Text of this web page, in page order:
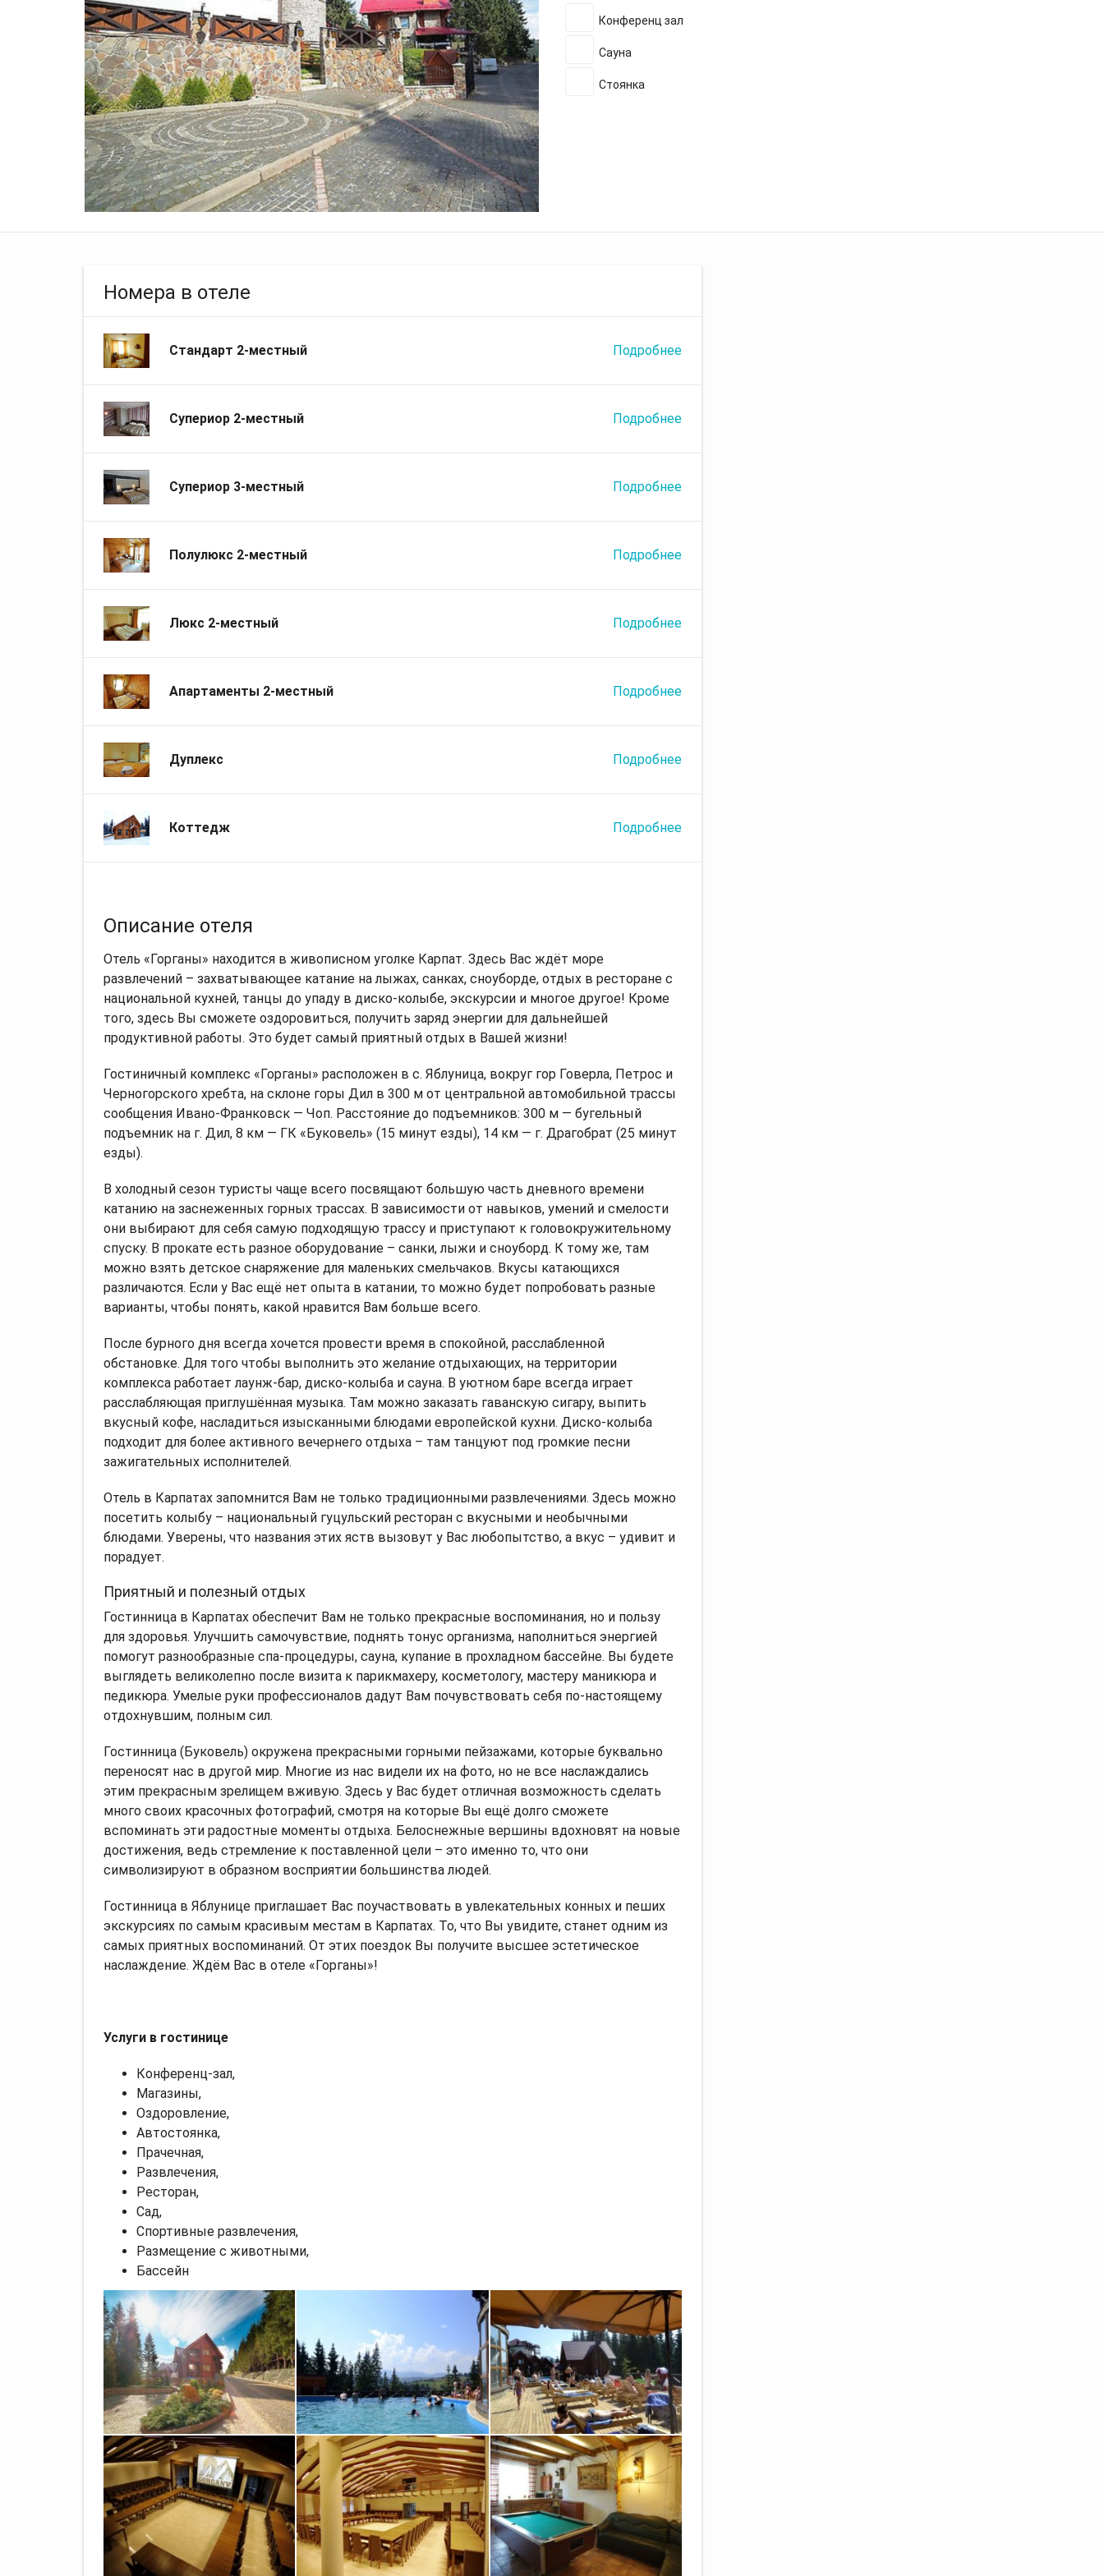
Конференц зал
Сауна
Стоянка
Номера в отеле
Стандарт 2-местный Подробнее
Супериор 2-местный Подробнее
Супериор 3-местный Подробнее
Полулюкс 2-местный Подробнее
Люкс 2-местный Подробнее
Апартаменты 2-местный Подробнее
Дуплекс Подробнее
Коттедж Подробнее
Описание отеля
Отель «Горганы» находится в живописном уголке Карпат. Здесь Вас ждёт море
развлечений – захватывающее катание на лыжах, санках, сноуборде, отдых в ресторане с
национальной кухней, танцы до упаду в диско-колыбе, экскурсии и многое другое! Кроме
того, здесь Вы сможете оздоровиться, получить заряд энергии для дальнейшей
продуктивной работы. Это будет самый приятный отдых в Вашей жизни!
Гостиничный комплекс «Горганы» расположен в с. Яблуница, вокруг гор Говерла, Петрос и
Черногорского хребта, на склоне горы Дил в 300 м от центральной автомобильной трассы
сообщения Ивано-Франковск — Чоп. Расстояние до подъемников: 300 м — бугельный
подъемник на г. Дил, 8 км — ГК «Буковель» (15 минут езды), 14 км — г. Драгобрат (25 минут
езды).
В холодный сезон туристы чаще всего посвящают большую часть дневного времени
катанию на заснеженных горных трассах. В зависимости от навыков, умений и смелости
они выбирают для себя самую подходящую трассу и приступают к головокружительному
спуску. В прокате есть разное оборудование – санки, лыжи и сноуборд. К тому же, там
можно взять детское снаряжение для маленьких смельчаков. Вкусы катающихся
различаются. Если у Вас ещё нет опыта в катании, то можно будет попробовать разные
варианты, чтобы понять, какой нравится Вам больше всего.
После бурного дня всегда хочется провести время в спокойной, расслабленной
обстановке. Для того чтобы выполнить это желание отдыхающих, на территории
комплекса работает лаунж-бар, диско-колыба и сауна. В уютном баре всегда играет
расслабляющая приглушённая музыка. Там можно заказать гаванскую сигару, выпить
вкусный кофе, насладиться изысканными блюдами европейской кухни. Диско-колыба
подходит для более активного вечернего отдыха – там танцуют под громкие песни
зажигательных исполнителей.
Отель в Карпатах запомнится Вам не только традиционными развлечениями. Здесь можно
посетить колыбу – национальный гуцульский ресторан с вкусными и необычными
блюдами. Уверены, что названия этих яств вызовут у Вас любопытство, а вкус – удивит и
порадует.
Приятный и полезный отдых
Гостинница в Карпатах обеспечит Вам не только прекрасные воспоминания, но и пользу
для здоровья. Улучшить самочувствие, поднять тонус организма, наполниться энергией
помогут разнообразные спа-процедуры, сауна, купание в прохладном бассейне. Вы будете
выглядеть великолепно после визита к парикмахеру, косметологу, мастеру маникюра и
педикюра. Умелые руки профессионалов дадут Вам почувствовать себя по-настоящему
отдохнувшим, полным сил.
Гостинница (Буковель) окружена прекрасными горными пейзажами, которые буквально
переносят нас в другой мир. Многие из нас видели их на фото, но не все наслаждались
этим прекрасным зрелищем вживую. Здесь у Вас будет отличная возможность сделать
много своих красочных фотографий, смотря на которые Вы ещё долго сможете
вспоминать эти радостные моменты отдыха. Белоснежные вершины вдохновят на новые
достижения, ведь стремление к поставленной цели – это именно то, что они
символизируют в образном восприятии большинства людей.
Гостинница в Яблунице приглашает Вас поучаствовать в увлекательных конных и пеших
экскурсиях по самым красивым местам в Карпатах. То, что Вы увидите, станет одним из
самых приятных воспоминаний. От этих поездок Вы получите высшее эстетическое
наслаждение. Ждём Вас в отеле «Горганы»!
Услуги в гостинице
Конференц-зал,
Магазины,
Оздоровление,
Автостоянка,
Прачечная,
Развлечения,
Ресторан,
Сад,
Спортивные развлечения,
Размещение с животными,
Бассейн